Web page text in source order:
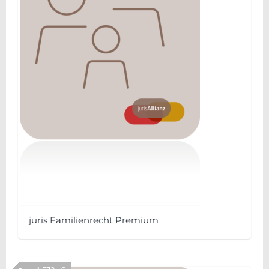
juris Familienrecht Premium
Produkt